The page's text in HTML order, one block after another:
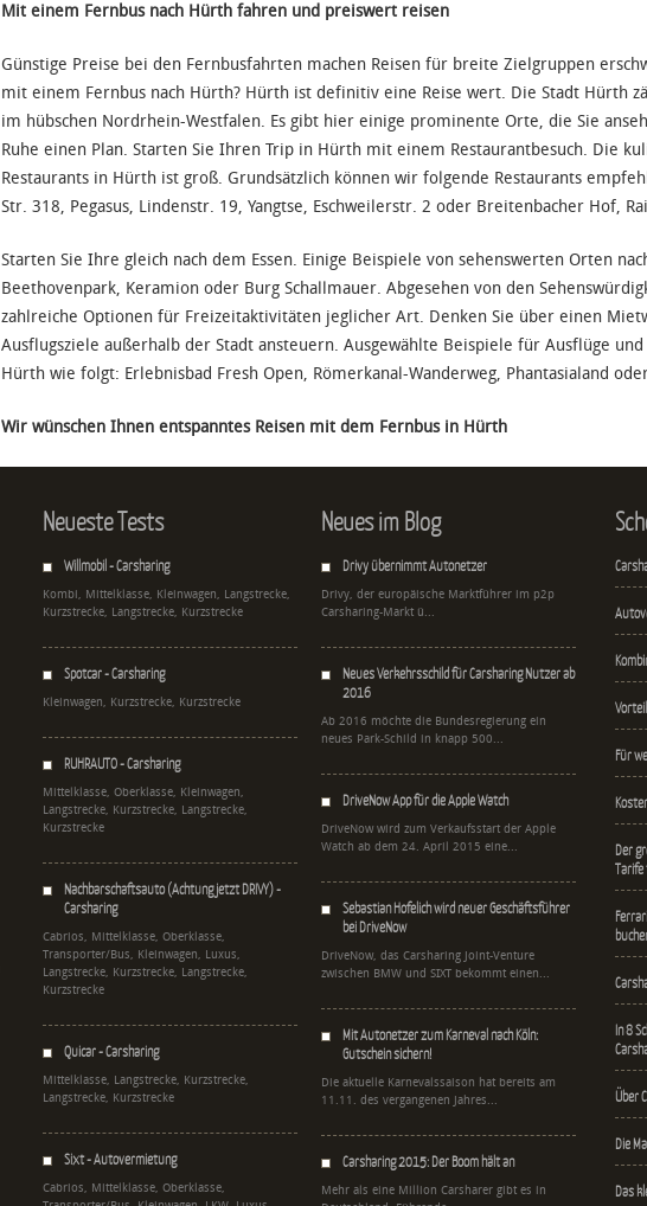
Mit einem Fernbus nach Hürth fahren und preiswert reisen
Günstige Preise bei den Fernbusfahrten machen Reisen für breite Zielgruppen
mit einem Fernbus nach Hürth? Hürth ist definitiv eine Reise wert. Die Stadt Hürth
im hübschen Nordrhein-Westfalen. Es gibt hier einige prominente Orte, die Sie
Ruhe einen Plan. Starten Sie Ihren Trip in Hürth mit einem Restaurantbesuch. Die
Restaurants in Hürth ist groß. Grundsätzlich können wir folgende Restaurants
Str. 318, Pegasus, Lindenstr. 19, Yangtse, Eschweilerstr. 2 oder Breitenbacher Hof,
Starten Sie Ihre gleich nach dem Essen. Einige Beispiele von sehenswerten Orten
Beethovenpark, Keramion oder Burg Schallmauer. Abgesehen von den
zahlreiche Optionen für Freizeitaktivitäten jeglicher Art. Denken Sie über einen
Ausflugsziele außerhalb der Stadt ansteuern. Ausgewählte Beispiele für Ausflüge
Hürth wie folgt: Erlebnisbad Fresh Open, Römerkanal-Wanderweg, Phantasialand
Wir wünschen Ihnen entspanntes Reisen mit dem Fernbus in Hürth
Neueste Tests
Willmobil - Carsharing
Kombi, Mittelklasse, Kleinwagen, Langstrecke,
Kurzstrecke, Langstrecke, Kurzstrecke
Spotcar - Carsharing
Kleinwagen, Kurzstrecke, Kurzstrecke
RUHRAUTO - Carsharing
Mittelklasse, Oberklasse, Kleinwagen,
Langstrecke, Kurzstrecke, Langstrecke,
Kurzstrecke
Nachbarschaftsauto (Achtung jetzt DRIVY) -
Carsharing
Cabrios, Mittelklasse, Oberklasse,
Transporter/Bus, Kleinwagen, Luxus,
Langstrecke, Kurzstrecke, Langstrecke,
Kurzstrecke
Quicar - Carsharing
Mittelklasse, Langstrecke, Kurzstrecke,
Langstrecke, Kurzstrecke
Sixt - Autovermietung
Cabrios, Mittelklasse, Oberklasse,
Neues im Blog
Drivy übernimmt Autonetzer
Drivy, der europäische Marktführer im p2p
Carsharing-Markt ü...
Neues Verkehrsschild für Carsharing Nutzer ab
2016
Ab 2016 möchte die Bundesregierung ein
neues Park-Schild in knapp 500...
DriveNow App für die Apple Watch
DriveNow wird zum Verkaufsstart der Apple
Watch ab dem 24. April 2015 eine...
Sebastian Hofelich wird neuer Geschäftsführer
bei DriveNow
DriveNow, das Carsharing Joint-Venture
zwischen BMW und SIXT bekommt einen...
Mit Autonetzer zum Karneval nach Köln:
Gutschein sichern!
Die aktuelle Karnevalssaison hat bereits am
11.11. des vergangenen Jahres...
Carsharing 2015: Der Boom hält an
Mehr als eine Million Carsharer gibt es in
Für
Der
In 8
Über
Die
Das